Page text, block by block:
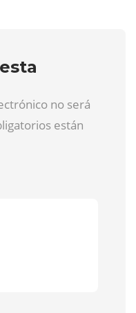
no será
están